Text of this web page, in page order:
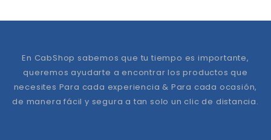
En CabShop sabemos que tu tiempo es importante,
queremos ayudarte a encontrar los productos que
necesites Para cada experiencia & Para cada ocasión,
de manera fácil y segura a tan solo un clic de distancia.